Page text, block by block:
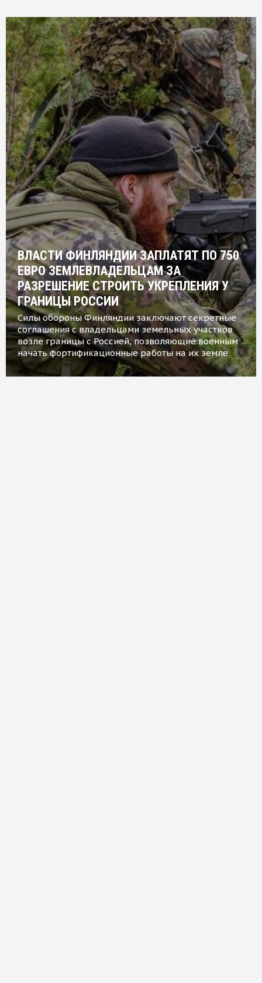
ВЛАСТИ ФИНЛЯНДИИ ЗАПЛАТЯТ ПО 750
ЕВРО ЗЕМЛЕВЛАДЕЛЬЦАМ ЗА
РАЗРЕШЕНИЕ СТРОИТЬ УКРЕПЛЕНИЯ У
ГРАНИЦЫ РОССИИ
Силы обороны Финляндии заключают секретные
соглашения с владельцами земельных участков
возле границы с Россией, позволяющие военным
начать фортификационные работы на их земле